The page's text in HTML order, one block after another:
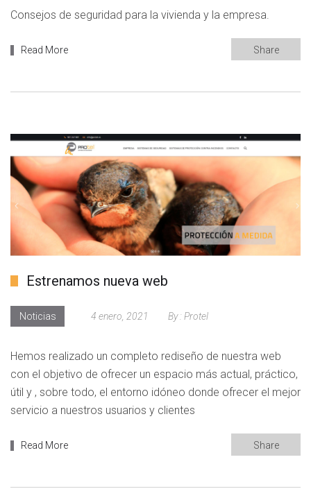
Consejos de seguridad para la vivienda y la empresa.
Read More Share
Estrenamos nueva web
Noticias 4 enero, 2021 By : Protel
Hemos realizado un completo rediseño de nuestra web
con el objetivo de ofrecer un espacio más actual, práctico,
útil y , sobre todo, el entorno idóneo donde ofrecer el mejor
servicio a nuestros usuarios y clientes
Read More Share